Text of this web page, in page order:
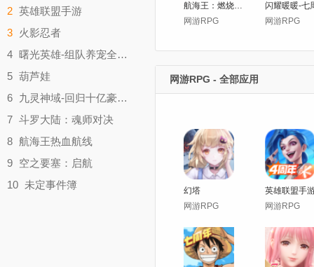
航海王：燃烧意志
网游RPG
网游RPG
网游RPG - 全部应用
幻塔
网游RPG
英雄联盟手
网游RPG
2 英雄联盟手游
3 火影忍者
网游RPG
4 曙光英雄-组队养宠全新玩法
5 葫芦娃
网游RPG
6 九灵神域-回归十亿豪礼仙侠手游
网游RPG
7 斗罗大陆：魂师对决
网游RPG
8 航海王热血航线
网游RPG
9 空之要塞：启航
网游RPG
10 未定事件簿